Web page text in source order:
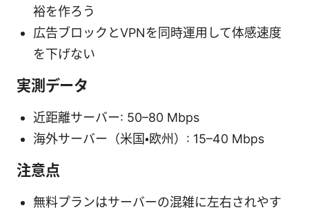
裕を作ろう
広告ブロックとVPNを同時運用して体感速度
を下げない
実測データ
近距離サーバー: 50–80 Mbps
海外サーバー（米国・欧州）: 15–40 Mbps
注意点
無料プランはサーバーの混雑に左右されやす